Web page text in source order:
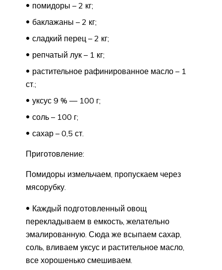
помидоры – 2 кг;
баклажаны – 2 кг;
сладкий перец – 2 кг;
репчатый лук – 1 кг;
растительное рафинированное масло – 1
ст.;
уксус 9 % — 100 г;
соль – 100 г;
сахар – 0,5 ст.
Приготовление:
Помидоры измельчаем, пропускаем через
мясорубку.
Каждый подготовленный овощ
перекладываем в емкость, желательно
эмалированную. Сюда же всыпаем сахар,
соль, вливаем уксус и растительное масло,
все хорошенько смешиваем.